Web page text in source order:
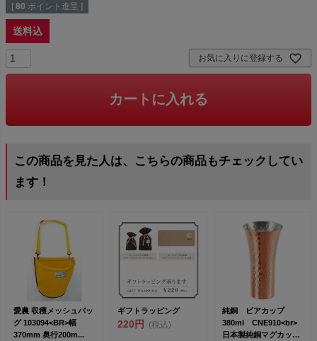
[ 80 ポイント進呈 ]
送料込
お気に入りに登録する
カートに入れる
この商品を見た人は、こちらの商品もチェックしてい
ます！
愛農 収穫メッシュバッ
グ 103094<BR>幅
370mm 奥行200m...
ギフトラッピング
220円 (税込)
純銅 ビアカップ
380ml CNE910<br>
日本製純銅マグカッ